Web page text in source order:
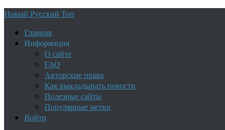
Новый Русский Топ
Главная
Информация
О сайте
FAQ
Авторские права
Как выкладывать новости
Полезные сайты
Популярные метки
Войти